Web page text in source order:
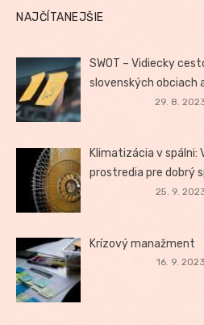
NAJČÍTANEJŠIE
SWOT – Vidiecky
slovenských obciach
29. 8.
Klimatizácia v spálni:
prostredia pre dobrý
25. 9.
Krízový manažment
16. 9. 2023